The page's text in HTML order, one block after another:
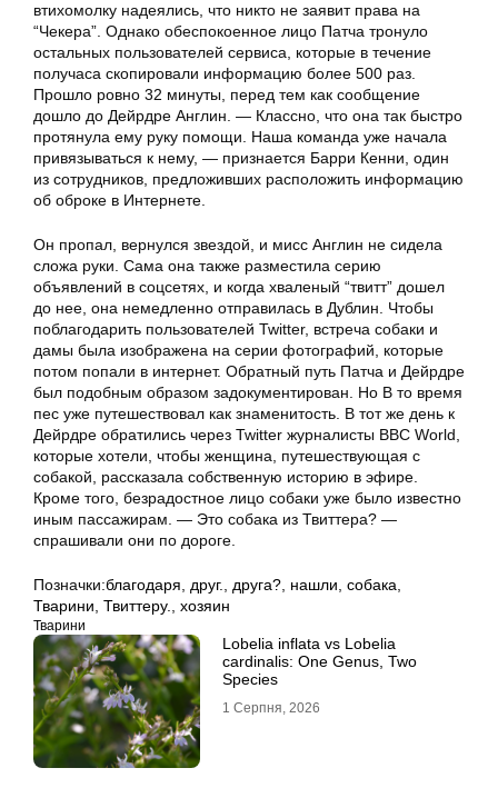
втихомолку надеялись, что никто не заявит права на
“Чекера”. Однако обеспокоенное лицо Патча тронуло
остальных пользователей сервиса, которые в течение
получаса скопировали информацию более 500 раз.
Прошло ровно 32 минуты, перед тем как сообщение
дошло до Дейрдре Англин. — Классно, что она так быстро
протянула ему руку помощи. Наша команда уже начала
привязываться к нему, — признается Барри Кенни, один
из сотрудников, предложивших расположить информацию
об оброке в Интернете.
Он пропал, вернулся звездой, и мисс Англин не сидела
сложа руки. Сама она также разместила серию
объявлений в соцсетях, и когда хваленый “твитт” дошел
до нее, она немедленно отправилась в Дублин. Чтобы
поблагодарить пользователей Twitter, встреча собаки и
дамы была изображена на серии фотографий, которые
потом попали в интернет. Обратный путь Патча и Дейрдре
был подобным образом задокументирован. Но В то время
пес уже путешествовал как знаменитость. В тот же день к
Дейрдре обратились через Twitter журналисты BBC World,
которые хотели, чтобы женщина, путешествующая с
собакой, рассказала собственную историю в эфире.
Кроме того, безрадостное лицо собаки уже было известно
иным пассажирам. — Это собака из Твиттера? —
спрашивали они по дороге.
Позначки:благодаря друг. друга? нашли собака
Тварини Твиттеру. хозяин
Тварини
Lobelia inflata vs Lobelia
cardinalis: One Genus, Two
Species
1 Серпня, 2026